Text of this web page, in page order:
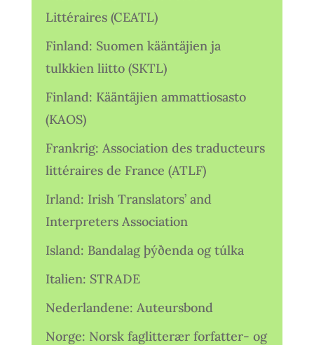
Littéraires (CEATL)
Finland: Suomen kääntäjien ja
tulkkien liitto (SKTL)
Finland: Kääntäjien ammattiosasto
(KAOS)
Frankrig: Association des traducteurs
littéraires de France (ATLF)
Irland: Irish Translators’ and
Interpreters Association
Island: Bandalag þýðenda og túlka
Italien: STRADE
Nederlandene: Auteursbond
Norge: Norsk faglitterær forfatter- og